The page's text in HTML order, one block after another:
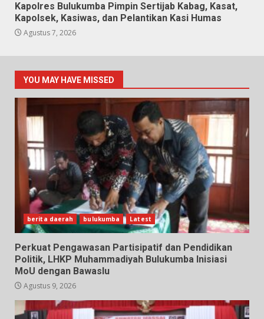
Kapolres Bulukumba Pimpin Sertijab Kabag, Kasat,
Kapolsek, Kasiwas, dan Pelantikan Kasi Humas
Agustus 7, 2026
YOU MAY HAVE MISSED
berita daerah bulukumba Latest
Perkuat Pengawasan Partisipatif dan Pendidikan
Politik, LHKP Muhammadiyah Bulukumba Inisiasi
MoU dengan Bawaslu
Agustus 9, 2026